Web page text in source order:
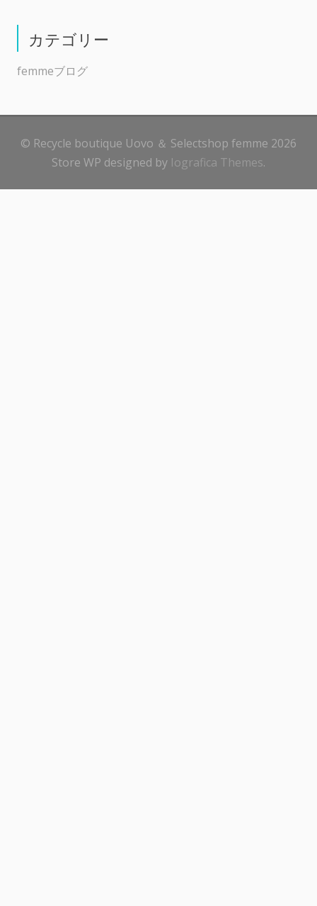
カテゴリー
femmeブログ
© Recycle boutique Uovo ＆ Selectshop femme 2026
Store WP designed by Iografica Themes.